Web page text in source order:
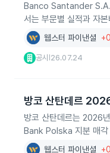
Banco Santander S.A.
서는 부문별 실적과 자
웹스터 파이낸셜
공시 26.07.24
방코 산탄데르 2026
방코 산탄데르는 2026
Bank Polska 지분 매각
웹스터 파이낸셜